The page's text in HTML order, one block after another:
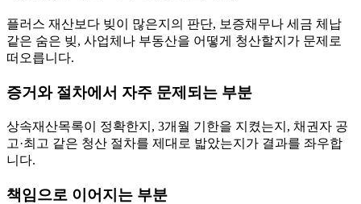
플러스 재산보다 빚이 많은지의 판단, 보증채무나 세금 체납
같은 숨은 빚, 사업체나 부동산을 어떻게 청산할지가 문제로
떠오릅니다.
증거와 절차에서 자주 문제되는 부분
상속재산목록이 정확한지, 3개월 기한을 지켰는지, 채권자 공
고·최고 같은 청산 절차를 제대로 밟았는지가 결과를 좌우합
니다.
책임으로 이어지는 부분